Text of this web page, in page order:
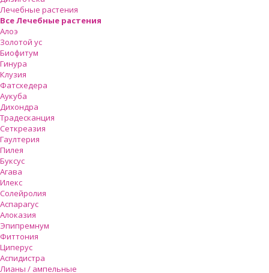
Лечебные растения
Все Лечебные растения
Алоэ
Золотой ус
Биофитум
Гинура
Клузия
Фатсхедера
Аукуба
Дихондра
Традесканция
Сеткреазия
Гаултерия
Пилея
Буксус
Агава
Илекс
Солейролия
Аспарагус
Алоказия
Эпипремнум
Фиттония
Циперус
Аспидистра
Лианы / ампельные